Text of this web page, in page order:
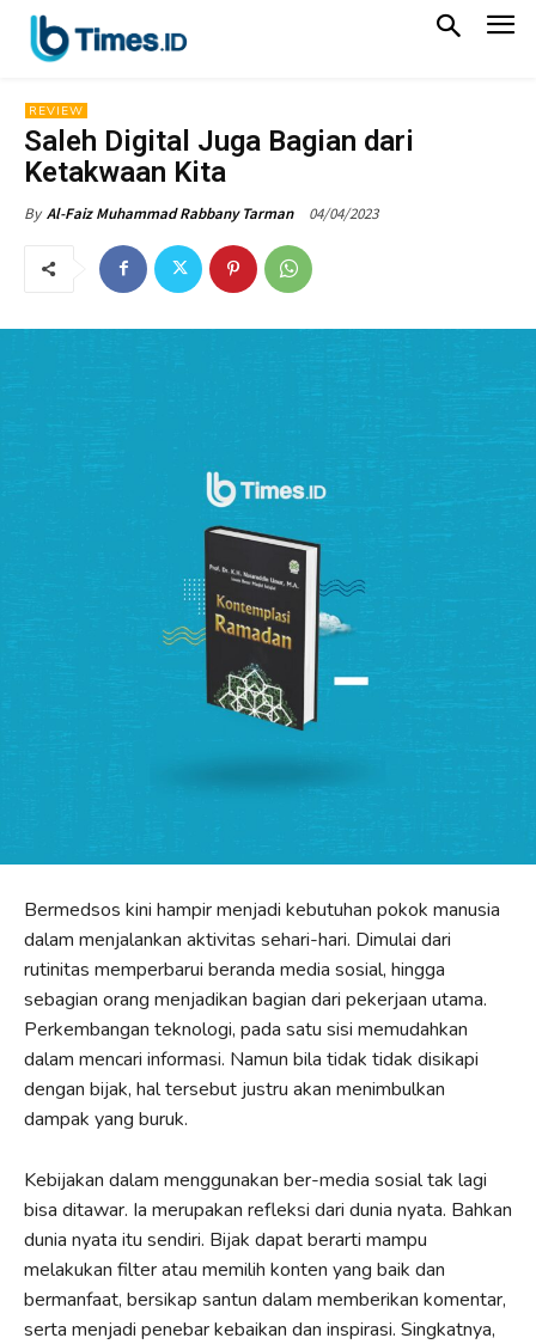
REVIEW
Saleh Digital Juga Bagian dari
Ketakwaan Kita
By Al-Faiz Muhammad Rabbany Tarman 04/04/2023
Bermedsos kini hampir menjadi kebutuhan pokok manusia
dalam menjalankan aktivitas sehari-hari. Dimulai dari
rutinitas memperbarui beranda media sosial, hingga
sebagian orang menjadikan bagian dari pekerjaan utama.
Perkembangan teknologi, pada satu sisi memudahkan
dalam mencari informasi. Namun bila tidak tidak disikapi
dengan bijak, hal tersebut justru akan menimbulkan
dampak yang buruk.
Kebijakan dalam menggunakan ber-media sosial tak lagi
bisa ditawar. Ia merupakan refleksi dari dunia nyata. Bahkan
dunia nyata itu sendiri. Bijak dapat berarti mampu
melakukan filter atau memilih konten yang baik dan
bermanfaat, bersikap santun dalam memberikan komentar,
serta menjadi penebar kebaikan dan inspirasi. Singkatnya,